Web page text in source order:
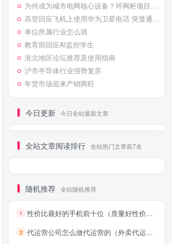
为何成为城市电网核心设备？环网柜项目特点解析
高管回应飞机上使用华为卫星电话 突显通信技术创新与应用前景
单位所属行业怎么填
教育部回应AI监控学生
淮北地区论坛推荐及使用指南
沪市半导体行业强势复苏
年货市场迎来产销两旺
今日更新 今日全站最新文章
全站文章阅读排行 全站热门文章前7名
随机推荐 全站随机推荐
1 性价比最好的手机前十位（质量好性价比高的手机排行榜）
2 代运营公司怎么做代运营的（外卖代运营具体运营思路）